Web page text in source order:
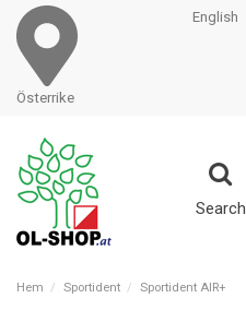
Österrike
English
Search
Hem Sportident Sportident AIR+